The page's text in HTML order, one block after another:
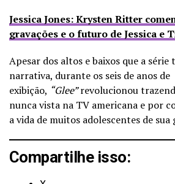
Jessica Jones: Krysten Ritter
gravações e o futuro de Jessica e
Apesar dos altos e baixos que a série
narrativa, durante os seis de anos de
exibição, “Glee”revolucionou
nunca vista na TV americana e por
a vida de muitos adolescentes de sua
Compartilhe isso: